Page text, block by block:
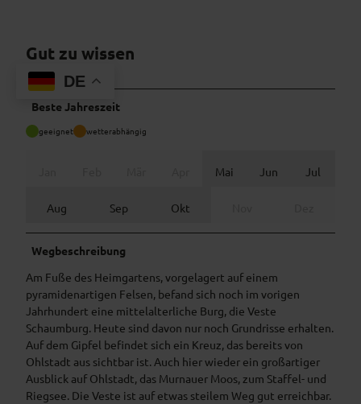
Gut zu wissen
Beste Jahreszeit
geeignet wetterabhängig
Mai Jun Jul
Aug Sep Okt
Wegbeschreibung
Am Fuße des Heimgartens, vorgelagert auf einem
pyramidenartigen Felsen, befand sich noch im vorigen
Jahrhundert eine mittelalterliche Burg, die Veste
Schaumburg. Heute sind davon nur noch Grundrisse erhalten.
Auf dem Gipfel befindet sich ein Kreuz, das bereits von
Ohlstadt aus sichtbar ist. Auch hier wieder ein großartiger
Ausblick auf Ohlstadt, das Murnauer Moos, zum Staffel- und
Riegsee. Die Veste ist auf etwas steilem Weg gut erreichbar.
DE